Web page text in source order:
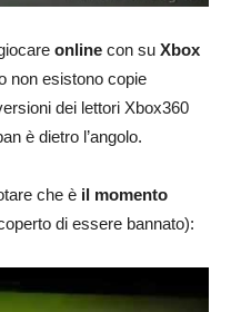
online con su Xbox
non esistono copie
dei lettori Xbox360
è dietro l’angolo.
che è il momento
di essere bannato):